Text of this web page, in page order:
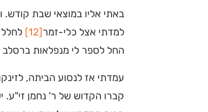
באתי אליו במוצאי שבת קודש.
למדתי אצל כלי-זמר[12] לחלל
החל לספר לי מנפלאות ברסלב
עמדתי אז לנסוע הביתה,
קברו הקדוש של ר' נחמן זי"ע.